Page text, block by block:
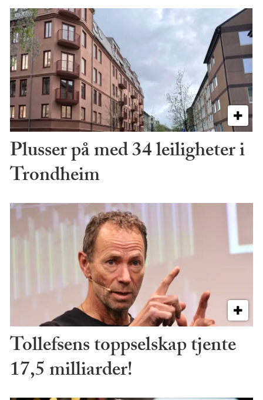
Plusser på med 34 leiligheter i
Trondheim
Tollefsens toppselskap tjente
17,5 milliarder!